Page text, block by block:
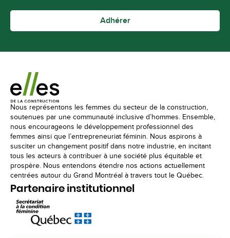
Adhérer
Nous représentons les femmes du secteur de la construction,
soutenues par une communauté inclusive d’hommes. Ensemble,
nous encourageons le développement professionnel des
femmes ainsi que l’entrepreneuriat féminin. Nous aspirons à
susciter un changement positif dans notre industrie, en incitant
tous les acteurs à contribuer à une société plus équitable et
prospère. Nous entendons étendre nos actions actuellement
centrées autour du Grand Montréal à travers tout le Québec.
Partenaire institutionnel